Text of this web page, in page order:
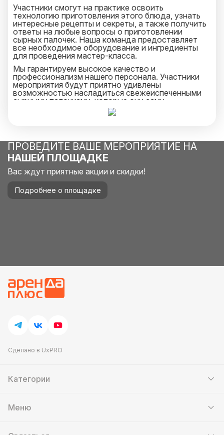
Участники смогут на практике освоить
технологию приготовления этого блюда, узнать
интересные рецепты и секреты, а также получить
ответы на любые вопросы о приготовлении
сырных палочек. Наша команда предоставляет
все необходимое оборудование и ингредиенты
для проведения мастер-класса.
Мы гарантируем высокое качество и
профессионализм нашего персонала. Участники
мероприятия будут приятно удивлены
возможностью насладиться свежеиспеченными
сырными палочками, которые они сами
приготовят. Это будет отличным дополнением к
любому мероприятию и оставит яркие
мастер-класс по приготовлению сырных палочек
для вашего мероприятия!
ПРОВЕДИТЕ ВАШЕ МЕРОПРИЯТИЕ НА
НАШЕЙ ПЛОЩАДКЕ
Вас ждут приятные акции и скидки!
Подробнее о площадке
Сделано в UxPRO
Категории
Кейтеринг
Меню